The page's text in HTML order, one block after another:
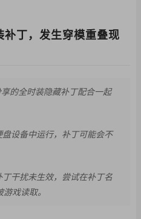
丁，发生穿模重叠现
的全时装隐藏补丁配合一起
盘设备中运行，补丁可能会不
干扰未生效，尝试在补丁名
戏读取。